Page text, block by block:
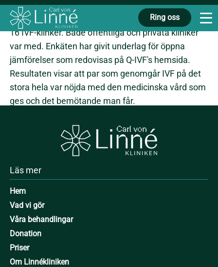
Ring oss
("Kvalitet ur patientens perspektiv" – KUPP) gjordes
under två månader hösten 2013 på 15 av landets
16 IVF-klinker. Både offentliga och privata kliniker
var med. Enkäten har givit underlag för öppna
jämförelser som redovisas på Q-IVF's hemsida.
Resultaten visar att par som genomgår IVF på det
stora hela var nöjda med den medicinska vård som
ges och det bemötande man får.
par vad gäller såväl medicinsk kvalitet som
bemötande och delaktighet. På alla frågorna ligger
Carl von Linnékliniken väl över genomsnittet i
landet.
Vi fortsätter självklart våra ansträngningar att
arbeta evidensbaserat och hålla högsta kvalitet på
både behandlingar och omhändertagande.
Läs mer
Hem
Vad vi gör
Våra behandlingar
Donation
Priser
Om Linnékliniken